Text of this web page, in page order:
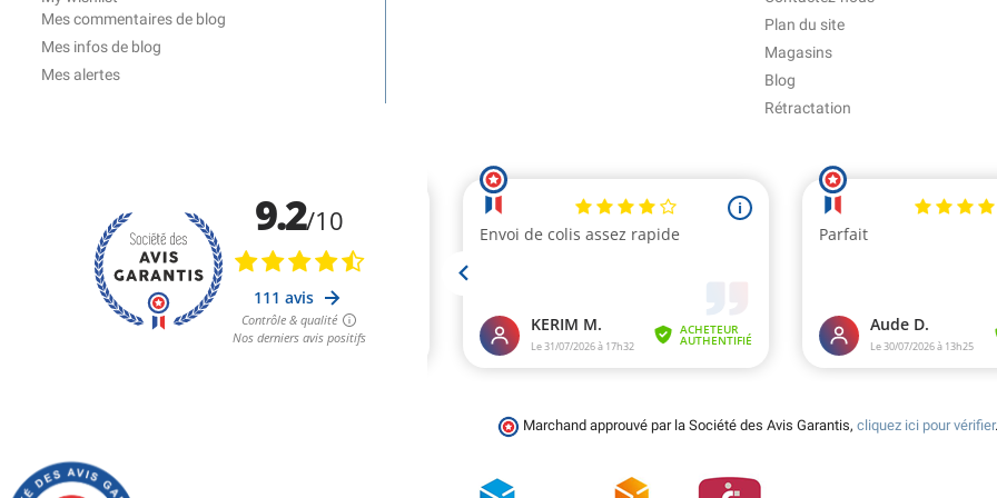
Mes commentaires de blog
Mes infos de blog
Mes alertes
Plan du site
Magasins
Blog
Rétractation
Marchand approuvé par la Société des Avis Garantis, cliquez ici pour vérifier.